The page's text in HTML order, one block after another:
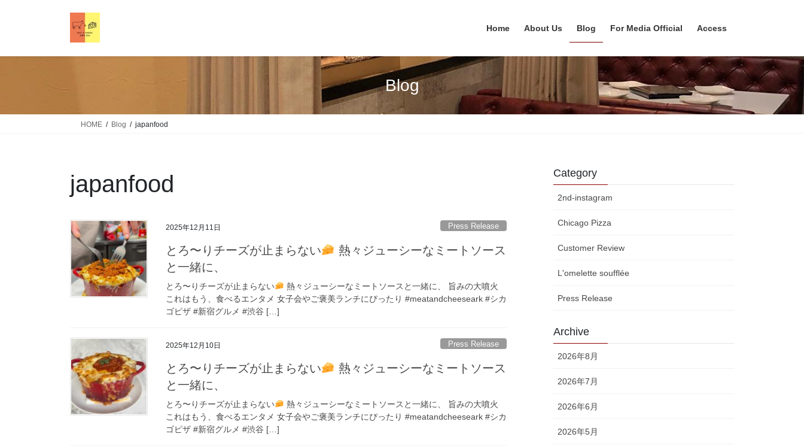
Home About Us Blog For Media Official Access
Blog
HOME Blog japanfood
japanfood
2025年12月11日 Press Release
とろ〜りチーズが止まらない
熱々ジューシーなミートソース
と一緒に、
とろ〜りチーズが止まらない
熱々ジューシーなミートソースと一緒に、 旨みの大噴火
これはもう、食べるエンタメ 女子会やご褒美ランチにぴったり #meatandcheeseark #シカ
ゴピザ #新宿グルメ #渋谷 […]
2025年12月10日 Press Release
とろ〜りチーズが止まらない
熱々ジューシーなミートソース
と一緒に、
とろ〜りチーズが止まらない
熱々ジューシーなミートソースと一緒に、 旨みの大噴火
これはもう、食べるエンタメ 女子会やご褒美ランチにぴったり #meatandcheeseark #シカ
ゴピザ #新宿グルメ #渋谷 […]
Category
2nd-instagram
Chicago Pizza
Customer Review
L'omelette soufflée
Press Release
Archive
2026年8月
2026年7月
2026年6月
2026年5月